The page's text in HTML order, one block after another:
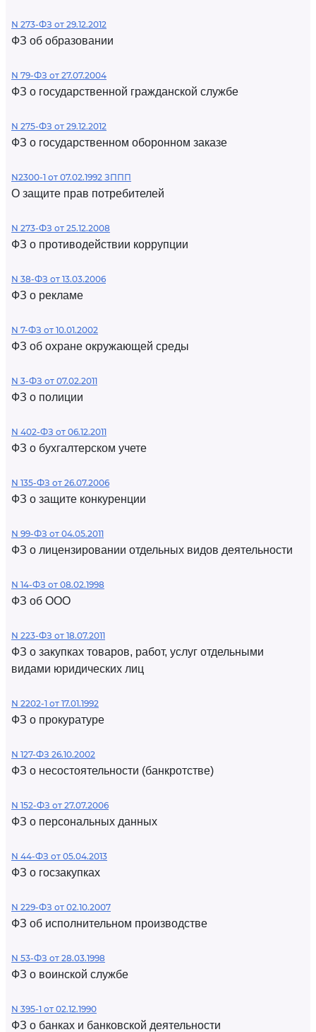
N 273-ФЗ от 29.12.2012
ФЗ об образовании
N 79-ФЗ от 27.07.2004
ФЗ о государственной гражданской службе
N 275-ФЗ от 29.12.2012
ФЗ о государственном оборонном заказе
N2300-1 от 07.02.1992 ЗППП
О защите прав потребителей
N 273-ФЗ от 25.12.2008
ФЗ о противодействии коррупции
N 38-ФЗ от 13.03.2006
ФЗ о рекламе
N 7-ФЗ от 10.01.2002
ФЗ об охране окружающей среды
N 3-ФЗ от 07.02.2011
ФЗ о полиции
N 402-ФЗ от 06.12.2011
ФЗ о бухгалтерском учете
N 135-ФЗ от 26.07.2006
ФЗ о защите конкуренции
N 99-ФЗ от 04.05.2011
ФЗ о лицензировании отдельных видов деятельности
N 14-ФЗ от 08.02.1998
ФЗ об ООО
N 223-ФЗ от 18.07.2011
ФЗ о закупках товаров, работ, услуг отдельными
видами юридических лиц
N 2202-1 от 17.01.1992
ФЗ о прокуратуре
N 127-ФЗ 26.10.2002
ФЗ о несостоятельности (банкротстве)
N 152-ФЗ от 27.07.2006
ФЗ о персональных данных
N 44-ФЗ от 05.04.2013
ФЗ о госзакупках
N 229-ФЗ от 02.10.2007
ФЗ об исполнительном производстве
N 53-ФЗ от 28.03.1998
ФЗ о воинской службе
N 395-1 от 02.12.1990
ФЗ о банках и банковской деятельности